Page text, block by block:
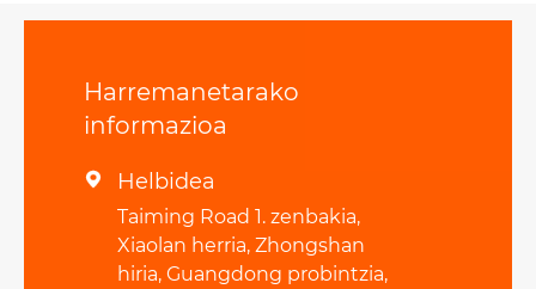
Harremanetarako
informazioa
 Helbidea
Taiming Road 1. zenbakia,
Xiaolan herria, Zhongshan
hiria, Guangdong probintzia,